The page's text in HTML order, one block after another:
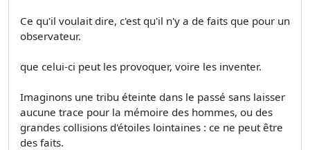
Ce qu'il voulait dire, c'est qu'il n'y a de faits que pour un
observateur.
que celui-ci peut les provoquer, voire les inventer.
Imaginons une tribu éteinte dans le passé sans laisser
aucune trace pour la mémoire des hommes, ou des
grandes collisions d'étoiles lointaines : ce ne peut être
des faits.